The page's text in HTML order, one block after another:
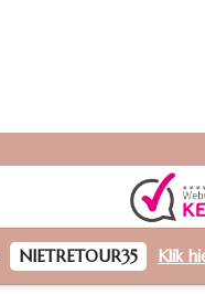
NIETRETOUR35 Klik